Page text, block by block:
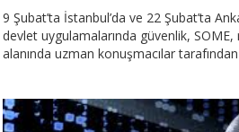
9 Şubat’ta İstanbul’da ve 22 Şubat’ta
devlet uygulamalarında güvenlik,
alanında uzman konuşmacılar tarafından